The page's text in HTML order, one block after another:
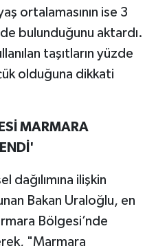
ortalamasının ise 3
bulunduğunu aktardı.
taşıtların yüzde
olduğuna dikkati
MARMARA
ilişkin
Bakan Uraloğlu, en
Bölgesi’nde
"Marmara